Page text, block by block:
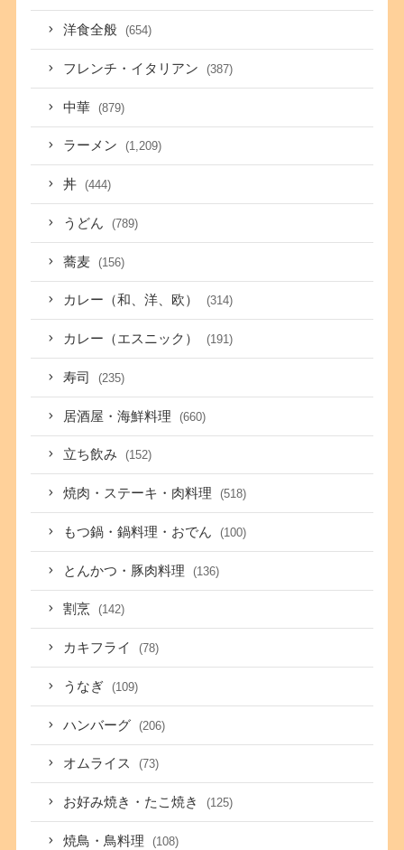
洋食全般 (654)
フレンチ・イタリアン (387)
中華 (879)
ラーメン (1,209)
丼 (444)
うどん (789)
蕎麦 (156)
カレー（和、洋、欧） (314)
カレー（エスニック） (191)
寿司 (235)
居酒屋・海鮮料理 (660)
立ち飲み (152)
焼肉・ステーキ・肉料理 (518)
もつ鍋・鍋料理・おでん (100)
とんかつ・豚肉料理 (136)
割烹 (142)
カキフライ (78)
うなぎ (109)
ハンバーグ (206)
オムライス (73)
お好み焼き・たこ焼き (125)
焼鳥・鳥料理 (108)